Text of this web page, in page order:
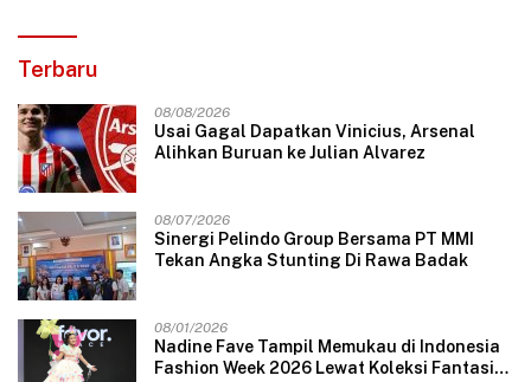
Terbaru
08/08/2026
Usai Gagal Dapatkan Vinicius, Arsenal
Alihkan Buruan ke Julian Alvarez
08/07/2026
Sinergi Pelindo Group Bersama PT MMI
Tekan Angka Stunting Di Rawa Badak
08/01/2026
Nadine Fave Tampil Memukau di Indonesia
Fashion Week 2026 Lewat Koleksi Fantasi